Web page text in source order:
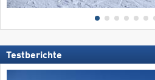
Testberichte